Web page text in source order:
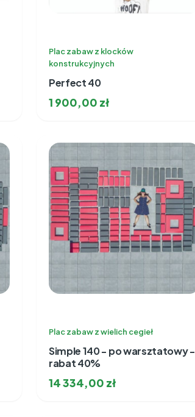
Plac zabaw z klocków
konstrukcyjnych
Perfect 40
1 900,00 zł
Plac zabaw z wielich cegieł
Simple 140 - po warsztatowy -
rabat 40%
14 334,00 zł